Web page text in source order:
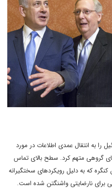
را به انتقال عمدی اطلاعات در مورد
های گروهی متهم کرد. سطح بالای تماس
کنگره که به دلیل رویکردهای سختگیرانه
برای نارضایتی واشنگتن شده است.